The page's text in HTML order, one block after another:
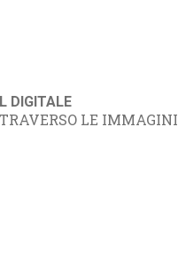
DIGITALE
LE IMMAGINI